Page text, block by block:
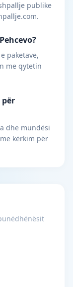
publike
paketave,
me qytetin
për
dhe mundësi
kërkim për